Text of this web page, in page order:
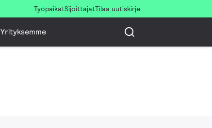
TyöpaikatSijoittajatTilaa uutiskirje
Yrityksemme